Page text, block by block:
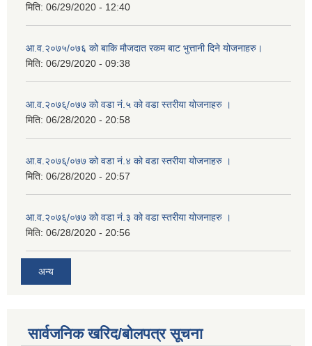
मिति: 06/29/2020 - 12:40
आ.व.२०७५/०७६ को बाकि मौजदात रकम बाट भुत्तानी दिने योजनाहरु।
मिति: 06/29/2020 - 09:38
आ.व.२०७६्/०७७ को वडा नं.५ को वडा स्तरीया योजनाहरु ।
मिति: 06/28/2020 - 20:58
आ.व.२०७६्/०७७ को वडा नं.४ को वडा स्तरीया योजनाहरु ।
मिति: 06/28/2020 - 20:57
आ.व.२०७६्/०७७ को वडा नं.३ को वडा स्तरीया योजनाहरु ।
मिति: 06/28/2020 - 20:56
अन्य
सार्वजनिक खरिद/बोलपत्र सूचना